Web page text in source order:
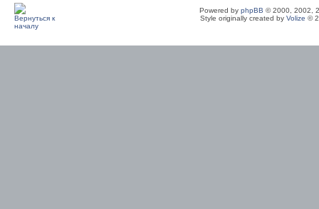
Powered by phpBB © 2000, 2002,
Style originally created by Volize ©